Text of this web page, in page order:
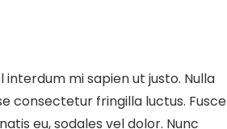
mi sapien ut justo. Nulla
consectetur fringilla luctus. Fusce
eu, sodales vel dolor. Nunc